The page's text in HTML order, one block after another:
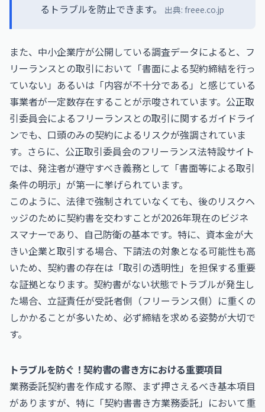
るトラブルを防止できます。
出典: freee.co.jp
また、中小企業庁が公開している調査データによると、フ
リーランスとの取引において「書面による契約締結を行っ
ていない」あるいは「内容が不十分である」と感じている
事業者が一定数存在することが示唆されています。公正取
引委員会によるフリーランスとの取引に関するガイドライ
ンでも、口頭のみの契約によるリスクが強調されていま
す。さらに、公正取引委員会のフリーランス法特設サイト
では、発注者が遵守すべき義務として「書面等による取引
条件の明示」が第一に挙げられています。
このように、法律で強制されていなくても、後のリスクヘ
ッジのために契約書を交わすことが2026年現在のビジネ
スマナーであり、自己防衛の基本です。特に、資本金が大
きい企業と取引する場合、下請法の対象となる可能性も高
いため、契約書の存在は「取引の透明性」を担保する重要
な証拠となります。契約書がない状態でトラブルが発生し
た場合、立証責任が受託者側（フリーランス側）に重くの
しかかることが多いため、必ず締結を求める姿勢が大切で
す。
トラブルを防ぐ！契約書の書き方における重要項目
業務委託契約書を作成する際、まず押さえるべき基本項目
がありますが、特に「契約書書き方業務委託」において重